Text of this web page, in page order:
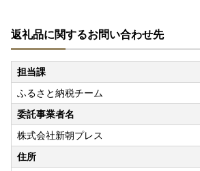
返礼品に関するお問い合わせ先
担当課
ふるさと納税チーム
委託事業者名
株式会社新朝プレス
住所